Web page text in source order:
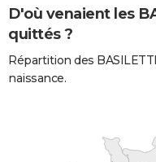
D'où venaient les
quittés ?
Répartition des
naissance.